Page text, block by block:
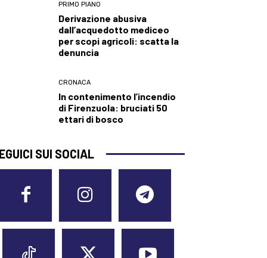
PRIMO PIANO
Derivazione abusiva
dall’acquedotto mediceo
per scopi agricoli: scatta la
denuncia
CRONACA
In contenimento l’incendio
di Firenzuola: bruciati 50
ettari di bosco
SUI SOCIAL